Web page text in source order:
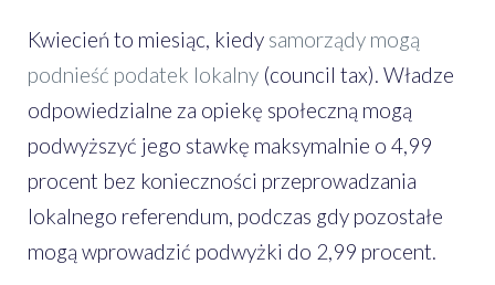
Kwiecień to miesiąc, kiedy samorządy mogą
podnieść podatek lokalny (council tax). Władze
odpowiedzialne za opiekę społeczną mogą
podwyższyć jego stawkę maksymalnie o 4,99
procent bez konieczności przeprowadzania
lokalnego referendum, podczas gdy pozostałe
mogą wprowadzić podwyżki do 2,99 procent.